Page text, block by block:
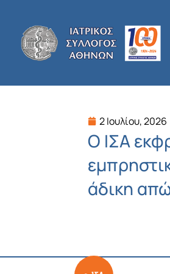
περιεχόμενο
2 Ιουλίου, 2026
Ο ΙΣΑ
άδικη